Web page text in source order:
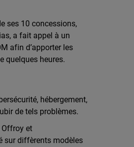
ses 10 concessions,
a fait appel à un
afin d’apporter les
quelques heures.
hébergement,
de tels problèmes.
Offroy et
sur diffèrents modèles